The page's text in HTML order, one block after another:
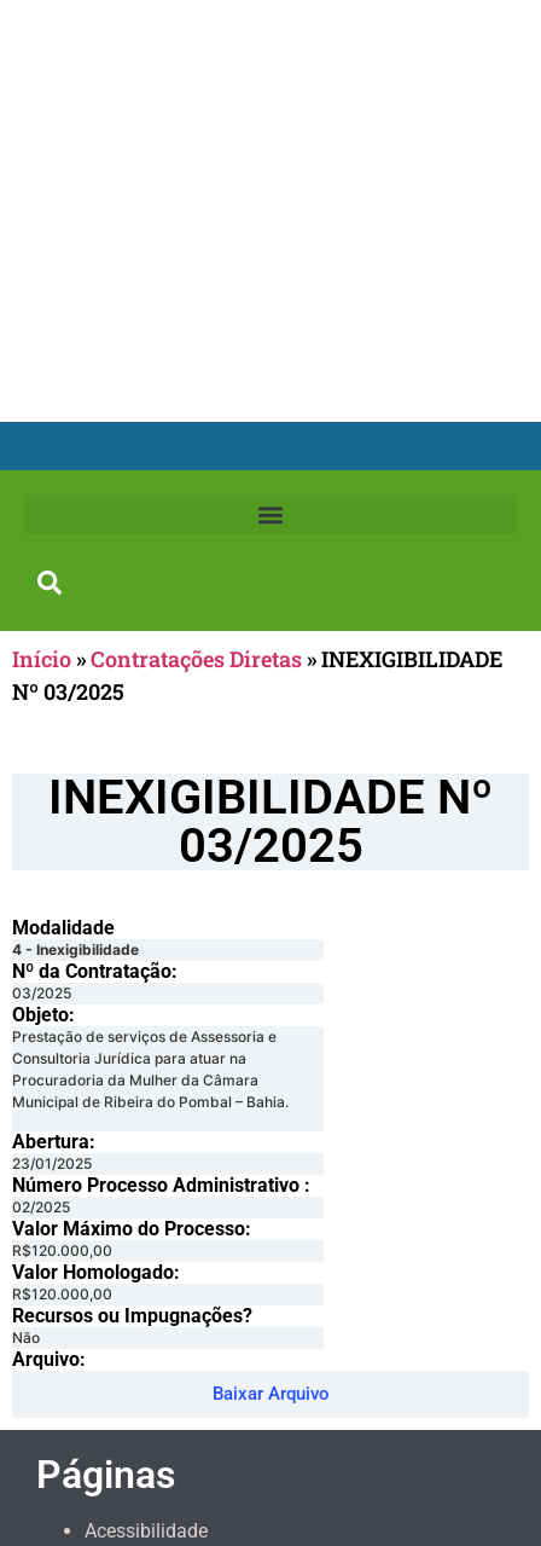
Início»Contratações Diretas»INEXIGIBILIDADE
Nº 03/2025
INEXIGIBILIDADE Nº
03/2025
Modalidade
4 - Inexigibilidade
Nº da Contratação:
03/2025
Objeto:
Prestação de serviços de Assessoria e
Consultoria Jurídica para atuar na
Procuradoria da Mulher da Câmara
Municipal de Ribeira do Pombal – Bahia.
Abertura:
23/01/2025
Número Processo Administrativo :
02/2025
Valor Máximo do Processo: ​
R$120.000,00
Valor Homologado: ​
R$120.000,00
Recursos ou Impugnações? ​
Não
Arquivo:
Baixar Arquivo
Páginas
Acessibilidade